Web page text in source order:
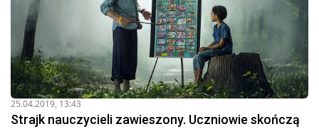
25.04.2019, 13:43
Strajk nauczycieli zawieszony. Uczniowie skończą